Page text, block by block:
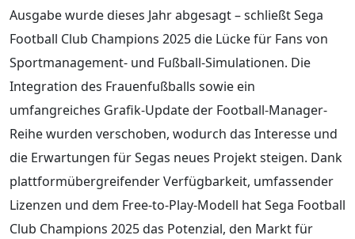
Ausgabe wurde dieses Jahr abgesagt – schließt Sega
Football Club Champions 2025 die Lücke für Fans von
Sportmanagement- und Fußball-Simulationen. Die
Integration des Frauenfußballs sowie ein
umfangreiches Grafik-Update der Football-Manager-
Reihe wurden verschoben, wodurch das Interesse und
die Erwartungen für Segas neues Projekt steigen. Dank
plattformübergreifender Verfügbarkeit, umfassender
Lizenzen und dem Free-to-Play-Modell hat Sega Football
Club Champions 2025 das Potenzial, den Markt für